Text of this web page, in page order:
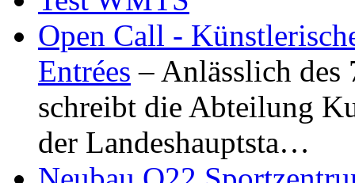
Open Call -
Entrées – Anlässlich
schreibt die Abteilung
der Landeshauptsta…